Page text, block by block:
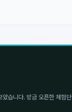
습니다. 방금 오픈한 체험단